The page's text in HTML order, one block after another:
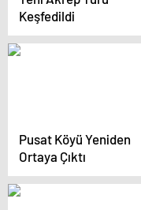
Keşfedildi
Pusat Köyü Yeniden
Ortaya Çıktı